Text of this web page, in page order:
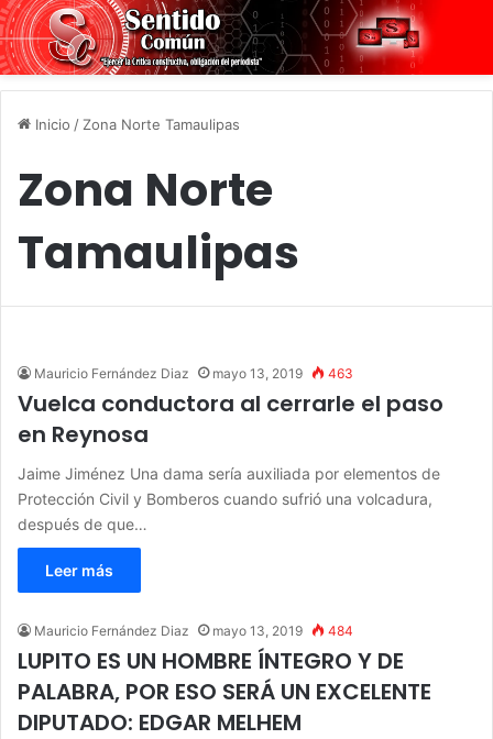
Inicio / Zona Norte Tamaulipas
Zona Norte
Tamaulipas
Mauricio Fernández Diaz mayo 13, 2019 463
Vuelca conductora al cerrarle el paso
en Reynosa
Jaime Jiménez Una dama sería auxiliada por elementos de
Protección Civil y Bomberos cuando sufrió una volcadura,
después de que…
Leer más
Mauricio Fernández Diaz mayo 13, 2019 484
LUPITO ES UN HOMBRE ÍNTEGRO Y DE
PALABRA, POR ESO SERÁ UN EXCELENTE
DIPUTADO: EDGAR MELHEM